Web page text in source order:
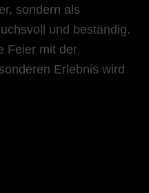
sondern als
und beständig.
Feier mit der
Erlebnis wird